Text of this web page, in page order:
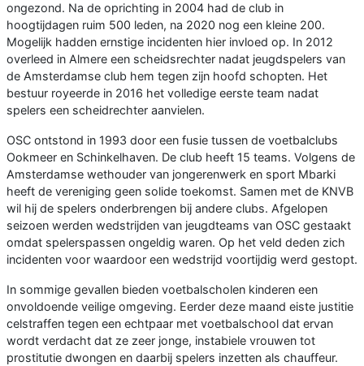
ongezond. Na de oprichting in 2004 had de club in
hoogtijdagen ruim 500 leden, na 2020 nog een kleine 200.
Mogelijk hadden ernstige incidenten hier invloed op. In 2012
overleed in Almere een scheidsrechter nadat jeugdspelers van
de Amsterdamse club hem tegen zijn hoofd schopten. Het
bestuur royeerde in 2016 het volledige eerste team nadat
spelers een scheidrechter aanvielen.
OSC ontstond in 1993 door een fusie tussen de voetbalclubs
Ookmeer en Schinkelhaven. De club heeft 15 teams. Volgens de
Amsterdamse wethouder van jongerenwerk en sport Mbarki
heeft de vereniging geen solide toekomst. Samen met de KNVB
wil hij de spelers onderbrengen bij andere clubs. Afgelopen
seizoen werden wedstrijden van jeugdteams van OSC gestaakt
omdat spelerspassen ongeldig waren. Op het veld deden zich
incidenten voor waardoor een wedstrijd voortijdig werd gestopt.
In sommige gevallen bieden voetbalscholen kinderen een
onvoldoende veilige omgeving. Eerder deze maand eiste justitie
celstraffen tegen een echtpaar met voetbalschool dat ervan
wordt verdacht dat ze zeer jonge, instabiele vrouwen tot
prostitutie dwongen en daarbij spelers inzetten als chauffeur.